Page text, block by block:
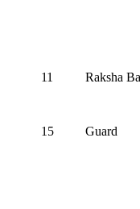
11 Raksha
15 Guard